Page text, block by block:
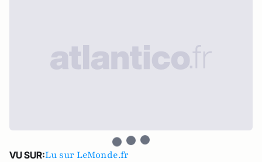
VU SUR:Lu sur LeMonde.fr